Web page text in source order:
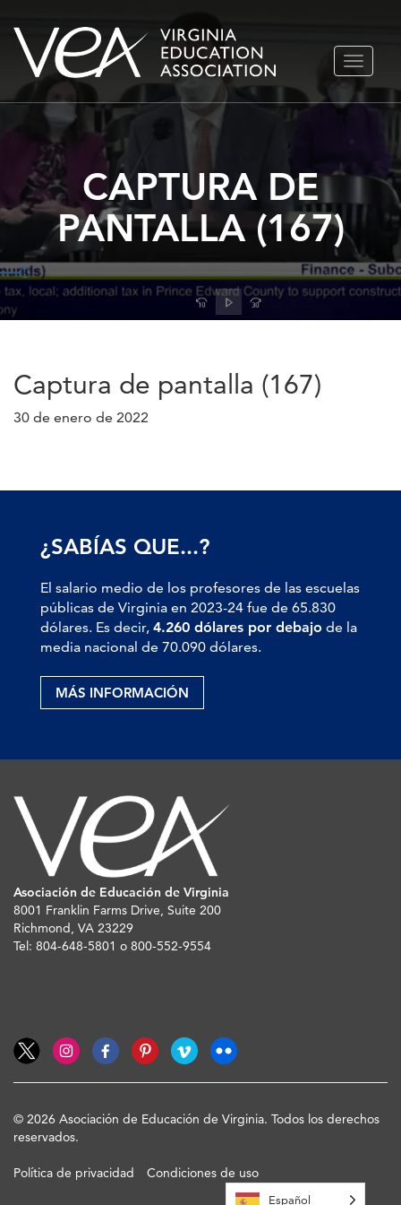
Ir
contenido
CAPTURA DE
PANTALLA (167)
Captura de pantalla (167)
30 de enero de 2022
¿SABÍAS QUE...?
El salario medio de los profesores de las escuelas
públicas de Virginia en 2023-24 fue de 65.830
dólares. Es decir, 4.260 dólares por debajo de la
media nacional de 70.090 dólares.
MÁS INFORMACIÓN
Asociación de Educación de Virginia
8001 Franklin Farms Drive, Suite 200
Richmond, VA 23229
Tel: 804-648-5801 o 800-552-9554
© 2026 Asociación de Educación de Virginia. Todos los derechos
reservados.
Política de privacidad Condiciones de uso
Español